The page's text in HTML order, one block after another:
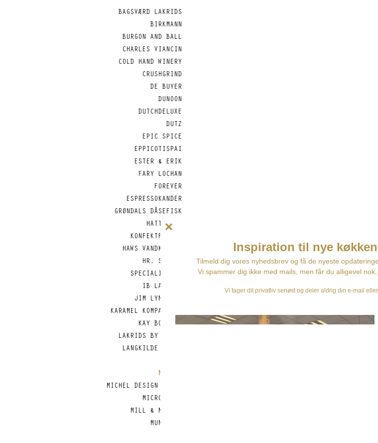
BAGSVÆRD LAKRIDS
BIRKMANN
BURGON AND BALL
CHARLES VIANCIN
COLD HAND WINERY
CRUSHGRIND
DE BUYER
DUNOON
DUTCHDELUXE
DUTZ
EPIC SPICE
EPPICOTISPAI
ESTER & ERIK
FARY LOCHAN
FOREVER
ESPRESSOKANDER
GRØNDALS DÅSEFISK
HATTESENS
KONFEKTFABRIK
HAWS VANDKANDER
HR. SKOV -
SPECIALITETER
IB LAURSEN
JIM LYNGVILD
KARAMEL KOMPAGNIET
KAY BOJESEN
LAKRIDS BY BÜLOW
LANGKILDE & SØN
MAILEG
MICHEL DESIGN WORKS
MICROPLANE
MILL & MORTAR
MUNKHOLM